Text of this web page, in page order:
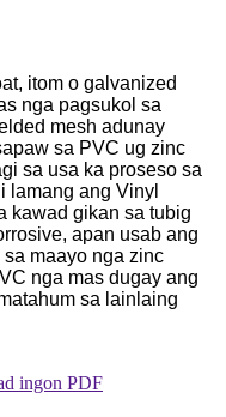
itom o galvanized
nga pagsukol sa
mesh adunay
sa PVC ug zinc
sa usa ka proseso sa
lamang ang Vinyl
kawad gikan sa tubig
apan usab ang
maayo nga zinc
nga mas dugay ang
sa lainlaing
ingon PDF